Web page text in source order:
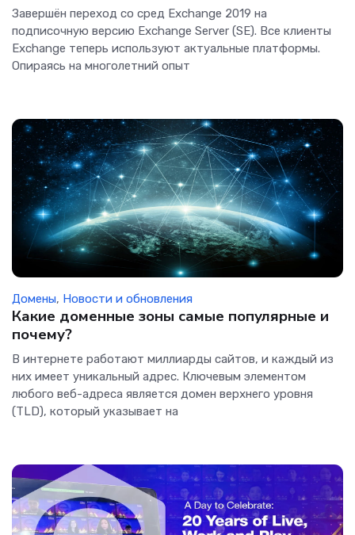
Завершён переход со сред Exchange 2019 на
подписочную версию Exchange Server (SE). Все клиенты
Exchange теперь используют актуальные платформы.
Опираясь на многолетний опыт
Домены, Новости и обновления
Какие доменные зоны самые популярные и
почему?
В интернете работают миллиарды сайтов, и каждый из
них имеет уникальный адрес. Ключевым элементом
любого веб-адреса является домен верхнего уровня
(TLD), который указывает на